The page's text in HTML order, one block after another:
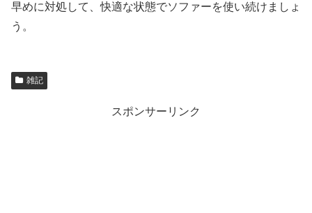
早めに対処して、快適な状態でソファーを使い続けましょ
う。
雑記
スポンサーリンク